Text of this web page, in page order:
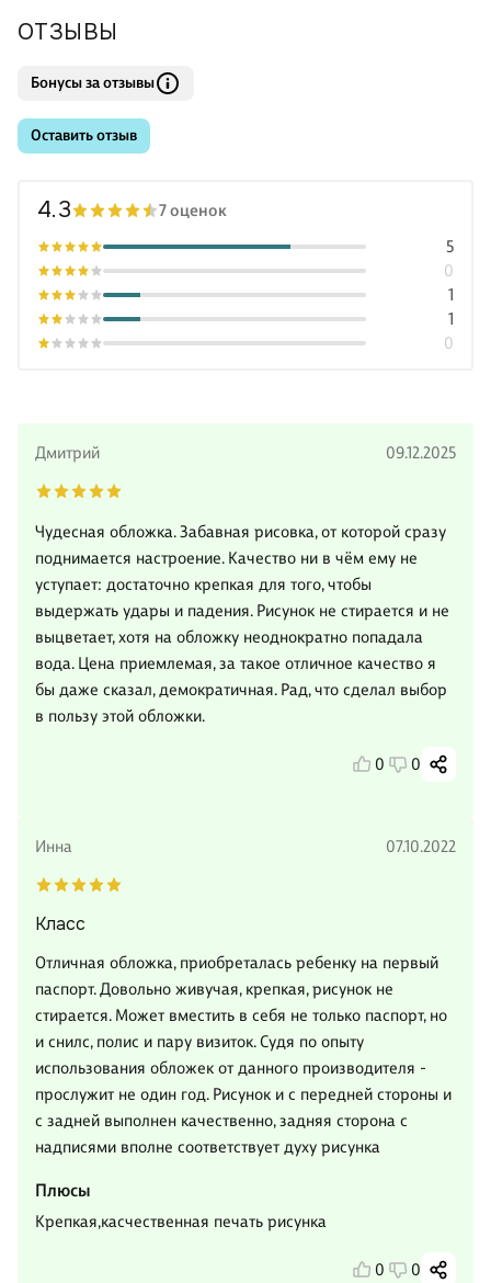
ОТЗЫВЫ
Бонусы за отзывы
Оставить отзыв
4.3 7 оценок
0
1
1
0
5
Дмитрий 09.12.2025
Чудесная обложка. Забавная рисовка, от которой сразу
поднимается настроение. Качество ни в чём ему не
уступает: достаточно крепкая для того, чтобы
выдержать удары и падения. Рисунок не стирается и не
выцветает, хотя на обложку неоднократно попадала
вода. Цена приемлемая, за такое отличное качество я
бы даже сказал, демократичная. Рад, что сделал выбор
в пользу этой обложки.
0 0
Инна 07.10.2022
Класс
Отличная обложка, приобреталась ребенку на первый
паспорт. Довольно живучая, крепкая, рисунок не
стирается. Может вместить в себя не только паспорт, но
и снилс, полис и пару визиток. Судя по опыту
использования обложек от данного производителя -
прослужит не один год. Рисунок и с передней стороны и
с задней выполнен качественно, задняя сторона с
надписями вполне соответствует духу рисунка
Плюсы
Крепкая,касчественная печать рисунка
0 0